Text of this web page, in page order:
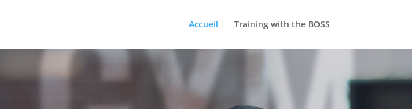
Accueil Training with the BOSS